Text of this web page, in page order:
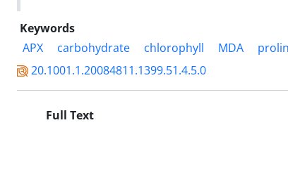
Keywords
APX
carbohydrate chlorophyll MDA
20.1001.1.20084811.1399.51.4.5.0
Full Text